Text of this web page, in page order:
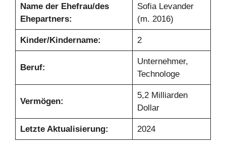
Name der Ehefrau/des
Ehepartners:
Sofia Levander
(m. 2016)
Kinder/Kindername: 2
Beruf:
Unternehmer,
Technologe
Vermögen:
5,2 Milliarden
Dollar
Letzte Aktualisierung: 2024